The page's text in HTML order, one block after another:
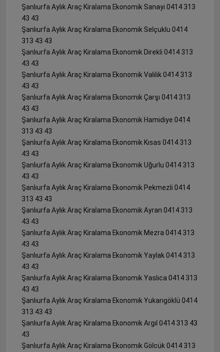
Şanlıurfa Aylık Araç Kiralama Ekonomik Sanayi 0414 313
43 43
Şanlıurfa Aylık Araç Kiralama Ekonomik Selçuklu 0414
313 43 43
Şanlıurfa Aylık Araç Kiralama Ekonomik Direkli 0414 313
43 43
Şanlıurfa Aylık Araç Kiralama Ekonomik Valilik 0414 313
43 43
Şanlıurfa Aylık Araç Kiralama Ekonomik Çarşı 0414 313
43 43
Şanlıurfa Aylık Araç Kiralama Ekonomik Hamidiye 0414
313 43 43
Şanlıurfa Aylık Araç Kiralama Ekonomik Kısas 0414 313
43 43
Şanlıurfa Aylık Araç Kiralama Ekonomik Uğurlu 0414 313
43 43
Şanlıurfa Aylık Araç Kiralama Ekonomik Pekmezli 0414
313 43 43
Şanlıurfa Aylık Araç Kiralama Ekonomik Ayran 0414 313
43 43
Şanlıurfa Aylık Araç Kiralama Ekonomik Mezra 0414 313
43 43
Şanlıurfa Aylık Araç Kiralama Ekonomik Yaylak 0414 313
43 43
Şanlıurfa Aylık Araç Kiralama Ekonomik Yaslıca 0414 313
43 43
Şanlıurfa Aylık Araç Kiralama Ekonomik Yukarıgöklü 0414
313 43 43
Şanlıurfa Aylık Araç Kiralama Ekonomik Argıl 0414 313 43
43
Şanlıurfa Aylık Araç Kiralama Ekonomik Gölcük 0414 313